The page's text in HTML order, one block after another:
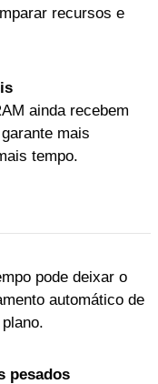
recursos e
ainda recebem
mais
tempo.
pode deixar o
automático de
pesados